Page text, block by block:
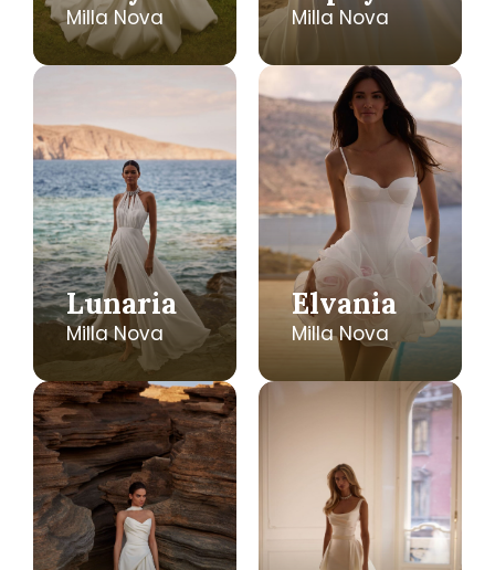
Milla Nova Milla Nova
Lunaria
Milla Nova
Elvania
Milla Nova